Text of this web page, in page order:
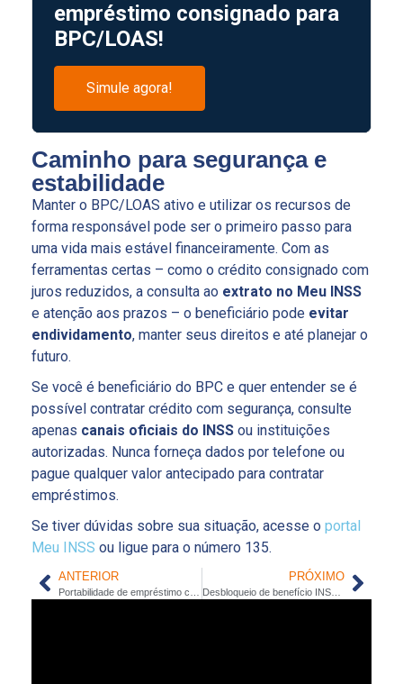
empréstimo consignado para
BPC/LOAS!
Simule agora!
Caminho para segurança e
estabilidade
Manter o BPC/LOAS ativo e utilizar os recursos de
forma responsável pode ser o primeiro passo para
uma vida mais estável financeiramente. Com as
ferramentas certas – como o crédito consignado com
juros reduzidos, a consulta ao extrato no Meu INSS
e atenção aos prazos – o beneficiário pode evitar
endividamento, manter seus direitos e até planejar o
futuro.
Se você é beneficiário do BPC e quer entender se é
possível contratar crédito com segurança, consulte
apenas canais oficiais do INSS ou instituições
autorizadas. Nunca forneça dados por telefone ou
pague qualquer valor antecipado para contratar
empréstimos.
Se tiver dúvidas sobre sua situação, acesse o portal
Meu INSS ou ligue para o número 135.
ANTERIOR PRÓXIMO
Desbloqueio de benefício INSS: passo a passo para contratar